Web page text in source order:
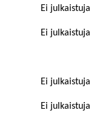
Ei
Ei
Ei
Ei